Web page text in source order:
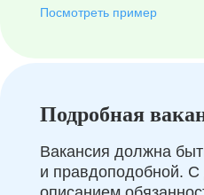
Посмотреть пример
Подробная
Вакансия должна
и правдоподобной.